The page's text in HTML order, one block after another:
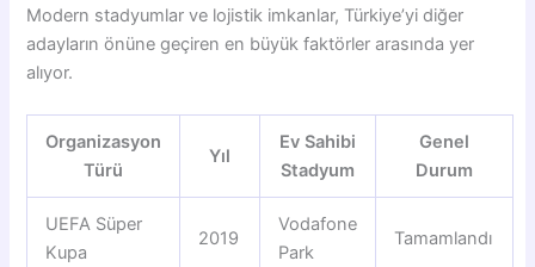
Modern stadyumlar ve lojistik imkanlar, Türkiye’yi diğer
adayların önüne geçiren en büyük faktörler arasında yer
alıyor.
Organizasyon
Türü
Yıl
Ev Sahibi
Stadyum
Genel
Durum
UEFA Süper
Kupa
2019
Vodafone
Park
Tamamlandı